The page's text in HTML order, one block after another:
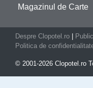
Magazinul de Carte
Despre Clopotel.ro
Politica de
© 2001-2026 Clopotel.ro